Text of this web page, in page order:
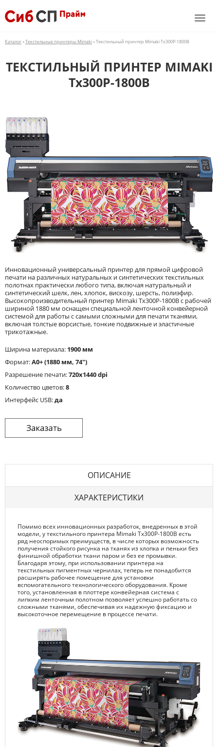
Каталог»Текстильные принтеры Mimaki» Текстильный принтер Mimaki Tx300P-1800B
ТЕКСТИЛЬНЫЙ ПРИНТЕР MIMAKI
Tx300P-1800B
Инновационный универсальный принтер для прямой цифровой
печати на различных натуральных и синтетических текстильных
полотнах практически любого типа, включая натуральный и
синтетический шелк, лен, хлопок, вискозу, шерсть, полиэфир.
Высокопроизводительный принтер Mimaki Tx300P-1800B с рабочей
шириной 1880 мм оснащен специальной ленточной конвейерной
системой для работы с самыми сложными для печати тканями,
включая толстые ворсистые, тонкие подвижные и эластичные
трикотажные.
Ширина материала: 1900 мм
Формат:A0+ (1880 мм, 74")
Разрешение печати:720x1440 dpi
Количество цветов:8
Интерфейс USB:да
ОПИСАНИЕ
ХАРАКТЕРИСТИКИ
Помимо всех инновационных разработок, внедренных в этой
модели, у текстильного принтера Mimaki Tx300P-1800B есть
ряд неоспоримых преимуществ, в числе которых возможность
получения стойкого рисунка на тканях из хлопка и пеньки без
финишной обработки ткани паром и без ее промывки.
Благодаря этому, при использовании принтера на
текстильных пигментных чернилах, теперь не понадобится
расширять рабочее помещение для установки
вспомогательного технологического оборудования. Кроме
того, установленная в плоттере конвейерная система с
липким ленточным полотном позволяет успешно работать со
сложными тканями, обеспечивая их надежную фиксацию и
высокоточное перемещение в процессе печати.